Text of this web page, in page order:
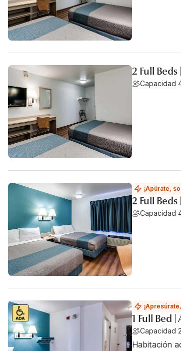
2 Full
Capacidad
¡Apúrate,
2 Full
Capacidad
1 Full Bed
Capacidad 2
Habitación